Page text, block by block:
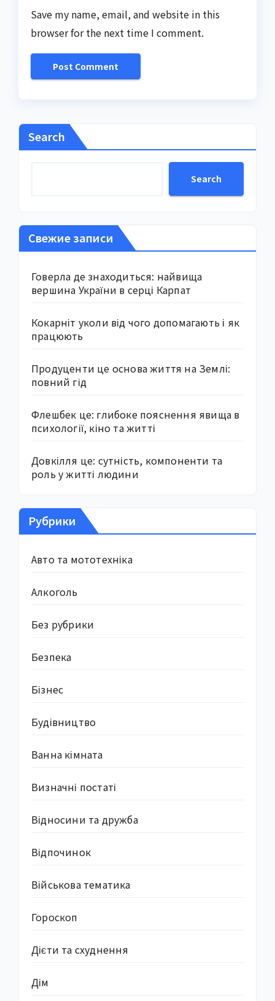
Save my name, email, and website in this
browser for the next time I comment.
Search
Search
Свежие записи
Говерла де знаходиться: найвища
вершина України в серці Карпат
Кокарніт уколи від чого допомагають і як
працюють
Продуценти це основа життя на Землі:
повний гід
Флешбек це: глибоке пояснення явища в
психології, кіно та житті
Довкілля це: сутність, компоненти та
роль у житті людини
Рубрики
Авто та мототехніка
Алкоголь
Без рубрики
Безпека
Бізнес
Будівництво
Ванна кімната
Визначні постаті
Відносини та дружба
Відпочинок
Військова тематика
Гороскоп
Дієти та схуднення
Дім